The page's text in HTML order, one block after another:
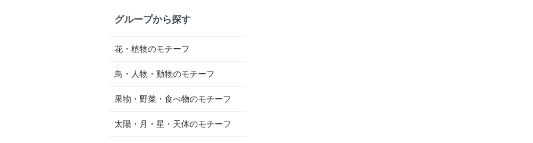
グループから探す
花・植物のモチーフ
鳥・人物・動物のモチーフ
果物・野菜・食べ物のモチーフ
太陽・月・星・天体のモチーフ